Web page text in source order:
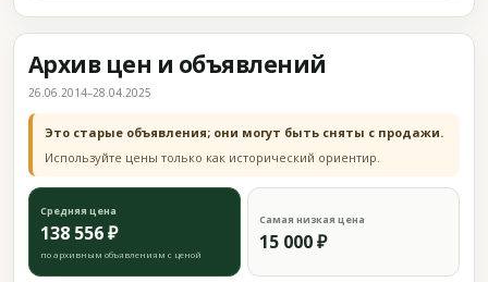
Архив цен и объявлений
26.06.2014–28.04.2025
Это старые объявления; они могут быть сняты с продажи.
Используйте цены только как исторический ориентир.
Средняя цена
138 556 ₽
по архивным объявлениям с ценой
Самая низкая цена
15 000 ₽